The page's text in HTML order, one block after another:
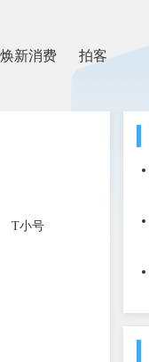
焕新消费 拍客
T小号